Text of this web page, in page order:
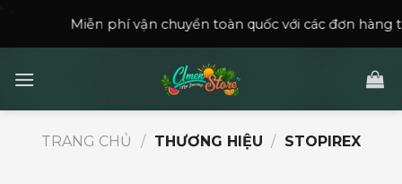
Miễn phí vận chuyển toàn quốc với các đơn hàng trên
TRANG CHỦ / THƯƠNG HIỆU / STOPIREX